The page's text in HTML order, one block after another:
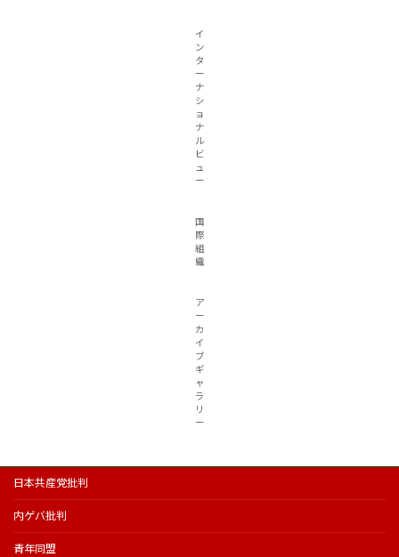
イ
ン
タ
ー
ナ
シ
ョ
ナ
ル
ビ
ュ
ー
国
際
組
織
ア
ー
カ
イ
ブ
ギ
ャ
ラ
リ
ー
日本共産党批判
内ゲバ批判
青年同盟